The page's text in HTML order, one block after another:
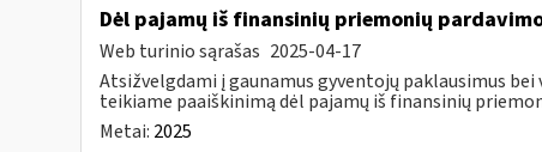
Dėl pajamų iš finansinių priemonių
Web turinio sąrašas 2025-04-17
Atsižvelgdami į gaunamus gyventojų paklausimus
teikiame paaiškinimą dėl pajamų iš finansinių
Metai: 2025